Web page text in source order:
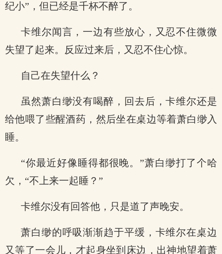
纪小”，但已经是千杯不醉了。
卡维尔闻言，一边有些放心，又忍不住微微
失望了起来。反应过来后，又忍不住心惊。
自己在失望什么？
虽然萧白缈没有喝醉，回去后，卡维尔还是
给他喂了些醒酒药，然后坐在桌边等着萧白缈入
睡。
“你最近好像睡得都很晚。”萧白缈打了个哈
欠，“不上来一起睡？”
卡维尔没有回答他，只是道了声晚安。
萧白缈的呼吸渐渐趋于平缓，卡维尔在桌边
又等了一会儿，才起身坐到床边，出神地望着萧